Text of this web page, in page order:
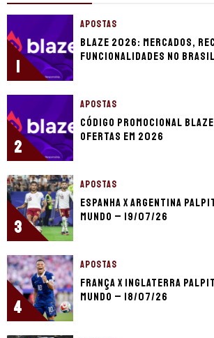
1
APOSTAS
Blaze 2026: mercados,
funcionalidades no Brasil
2
APOSTAS
Código promocional
ofertas em 2026
3
APOSTAS
Espanha x Argentina
Mundo – 19/07/26
4
APOSTAS
França x Inglaterra
Mundo – 18/07/26